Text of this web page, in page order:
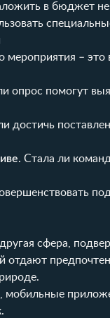
в бюджет
–
опрос помогут
достичь
. Стала ли
сфера,
отдают
мобильные